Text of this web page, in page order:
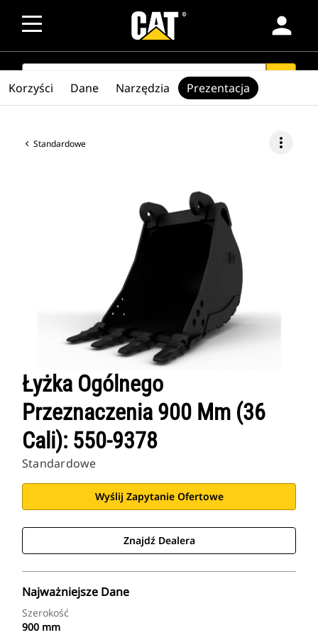
person
SEARCH
Standardowe more_vert
Łyżka Ogólnego
Przeznaczenia 900 Mm (36
Cali): 550-9378
Standardowe
Wyślij Zapytanie Ofertowe
Znajdź Dealera
Najważniejsze Dane
Szerokość
900 mm
Korzyści Dane Narzędzia Prezentacja